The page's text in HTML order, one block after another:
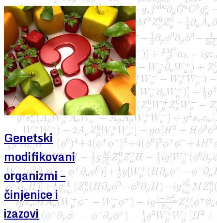
Genetski
modifikovani
organizmi –
činjenice i
izazovi